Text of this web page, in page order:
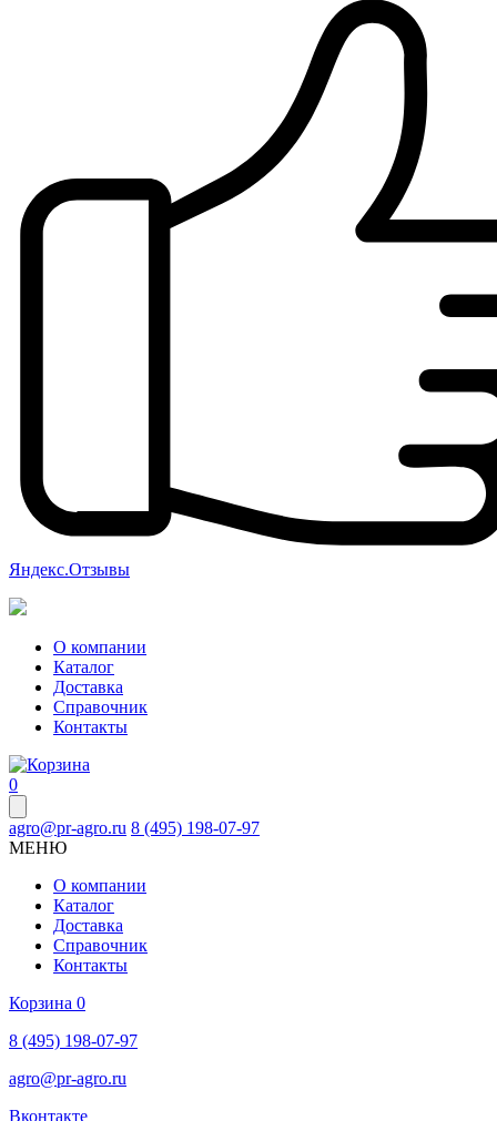
Яндекс.Отзывы
О компании
Каталог
Доставка
Справочник
Контакты
0
agro@pr-agro.ru 8 (495) 198-07-97
МЕНЮ
О компании
Каталог
Доставка
Справочник
Контакты
Корзина 0
8 (495) 198-07-97
agro@pr-agro.ru
Вконтакте